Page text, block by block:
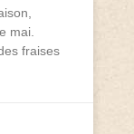
mai.
fraises